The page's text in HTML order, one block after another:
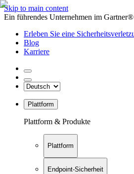
Skip to main content
Ein führendes Unternehmen im
Erleben Sie eine
Blog
Karriere
Plattform
Plattform & Produkte
Plattform
Endpoint-Sicherheit